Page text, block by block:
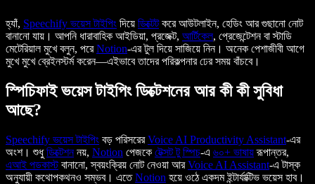
হ্যাঁ, Speechify ভয়েস টাইপিং দিয়ে ডিক্টেটকরে আউটলাইন, হেডিং আর গুছানো নোট
বানানো যায়। আপনি ধারাবাহিক আইডিয়া, প্রজেক্ট, আর্টিকেল, প্রেজেন্টেশন বা স্টাডি
মেটেরিয়াল মুখে বলুন, পরেNotion-এর টুল দিয়ে সাজিয়ে নিন। অনেক পেশাজীবী আগে
মুখে মুখে ব্রেইনস্টর্ম করেন—এইভাবে তাদের পরিকল্পনার ঢের সময় বাঁচবে।
স্পিচিফাই ভয়েস টাইপিং ডিক্টেশনের আর কী কী সুবিধা
আছে?
Speechify ভয়েস টাইপিং বড় পরিসরেরVoice AI Productivity Assistant-এর
অংশ। শুধুডিক্টেশননয়, Notion পেজকে টেক্সট টু স্পিচ-এ ৬০+ ভাষায়রূপান্তর,
এআই পডকাস্টবানানো, স্বয়ংক্রিয় নোট নেওয়া আরVoice AI Assistant-এ টাস্ক
অনুযায়ী কথোপকথনও সম্ভব। এতেNotion হয়ে ওঠে একদম ইন্টার্যাক্টিভ ভয়েস হাব।